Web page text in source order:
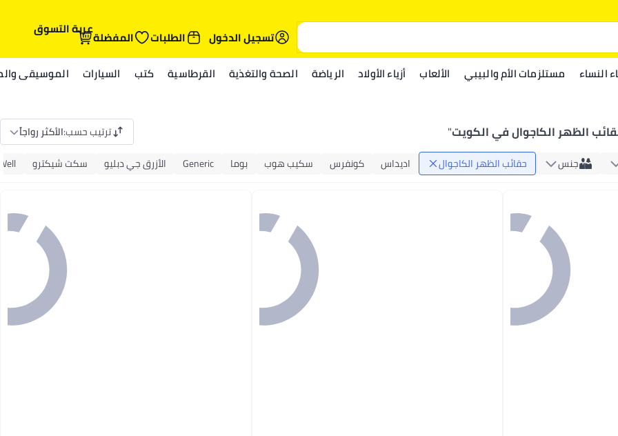
تسجيل الدخول
الطلبات المفضلةعربة التسوق
النساء مستلزمات الأم والبيبي الألعاب أزياء الأولاد الرياضة الصحة والتغذية القرطاسية كتب السيارات الموسيقى
الظهر الكاجوال في الكويت" ترتيب حسب:الأكثر رواجاً
جنس حقائب الظهر الكاجوال اديداس كونفرس سكيب هوب بوما Generic الأزرق جي دبليو سكت شيكترو